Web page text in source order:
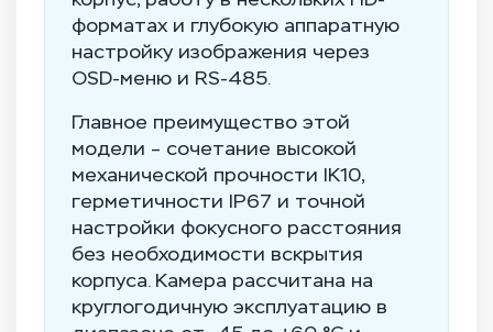
форматах и глубокую аппаратную
настройку изображения через
OSD-меню и RS-485.
Главное преимущество этой
модели – сочетание высокой
механической прочности IK10,
герметичности IP67 и точной
настройки фокусного расстояния
без необходимости вскрытия
корпуса. Камера рассчитана на
круглогодичную эксплуатацию в